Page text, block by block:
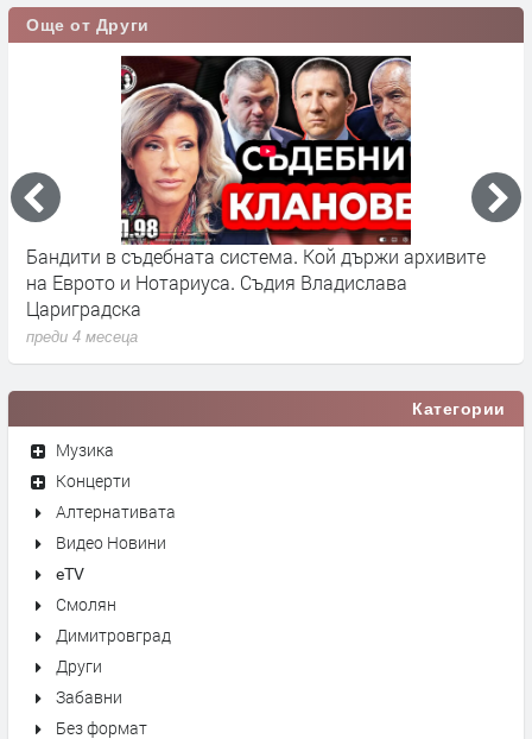
Още от Други
Бандити в съдебната система. Кой държи архивите
на Еврото и Нотариуса. Съдия Владислава
Цариградска
преди 4 месеца
Категории
Музика
Концерти
Алтернативата
Видео Новини
eTV
Смолян
Димитровград
Други
Забавни
Без формат